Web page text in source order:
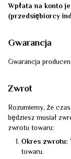
Wpłata na konto
(przedsiębiorcy
Gwarancja
Gwarancja
Zwrot
Rozumiemy, że
będziesz musiał
zwrotu towaru:
Okres zwrotu:
towaru.